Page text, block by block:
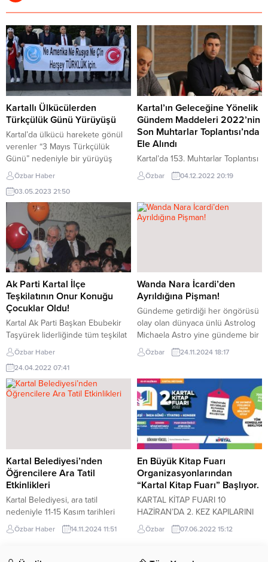
Kartallı Ülkücülerden
Türkçülük Günü Yürüyüşü
Kartal’da ülkücü harekete gönül
verenler “3 Mayıs Türkçülük
Günü” nedeniyle bir yürüyüş
gerçekleştirdiler. Kartal MHP İlçe
Başkanlığı ile Kartal Ülkü
Ocaklarının organizasyonuyla
yapılan yürüyüşe Kartal halkı da
büyük destek verdi Kartal Spor
caddesinde bulunan Kartal Ülkü
Ocakları’nın önünde buluşan
Ülkücü camiaya gönül
verenlerden oluşan yüzlerce
kişinin oluşturduğu konvoy
sloganlar eşliğinde...
Özbar Haber
03.05.2023 21:50
Kartal’ın Geleceğine Yönelik
Gündem Maddeleri 2022’nin
Son Muhtarlar Toplantısı’nda
Ele Alındı
Kartal’da 153. Muhtarlar Toplantısı
Gerçekleştirildi Kartal Belediyesi
tarafından 12 yıldır her ayın ilk
muhtarların mahallerindeki
sorunları yerel yöneticilere direkt
geçen ve Kartal’ın geleceğine
ilişkin önemli gündem
maddelerinin ele alındığı
toplantıda Başkan Gökhan
Yüksel, Etap 1 Etap...
Özbar 04.12.2022 20:19
Ak Parti Kartal İlçe
Teşkilatının Onur Konuğu
Çocuklar Oldu!
Kartal Ak Parti Başkan Ebubekir
Taşyürek liderliğinde tüm teşkilat
mensuplarının da iştiraki ile
Kartallı vatandaşlarla Ramazan ayı
münasebetiyle toplu oruç açma
etkinliğini bu kez Soğanlık Ulu
Cami’de tekrarladı. 23 Nisan
Özbar Haber
24.04.2022 07:41
Wanda Nara İcardi’den
Ayrıldığına Pişman!
Gündeme getirdiği her öngörüsü
olay olan dünyaca ünlü Astrolog
Michaela Astro yine gündeme bir
bomba bıraktı. Dünya çapında
birçok ünlü aile yanında siyasetçi,
danışmanlık yapan Michaela
Astro, gündemden düşmeyen
Mauro İcardi ve Wanda Nara
ayrılığına, tartışılan konular
dışında bir yorum getirdi. Futbol
sezonu başlamadan çok...
Özbar 24.11.2024 18:17
Kartal Belediyesi’nden
Öğrencilere Ara Tatil
Etkinlikleri
Kartal Belediyesi, ara tatil
nedeniyle 11-15 Kasım tarihleri
arasında Kartal Belediyesi’ne
bağlı Kültür Merkezlerinde
çocuklara eğlenceli vakit
Özbar Haber 14.11.2024 11:51
En Büyük Kitap Fuarı
Organizasyonlarından
“Kartal Kitap Fuarı” Başlıyor.
KARTAL KİTAP FUARI 10
HAZİRAN’DA 2. KEZ KAPILARINI
AÇIYOR Kartal Belediyesi
tarafından bu yıl 2’ncisi
Fuarı”, 10 Haziran’da kapılarını
Özbar 07.06.2022 15:12